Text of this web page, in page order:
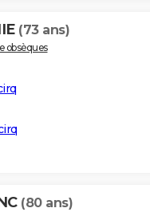
(73 ans)
obsèques
(80 ans)